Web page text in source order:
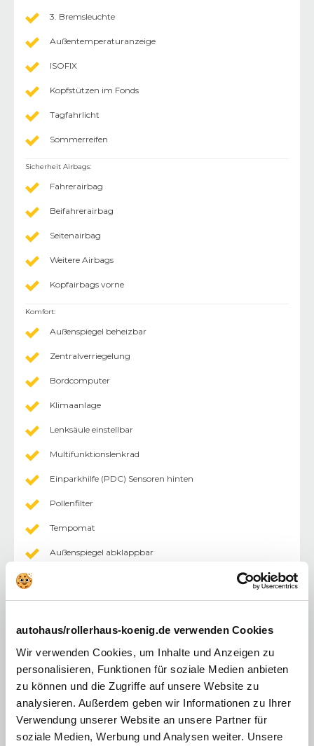
autohaus/rollerhaus-koenig.de verwenden Cookies
Wir verwenden Cookies, um Inhalte und Anzeigen zu
personalisieren, Funktionen für soziale Medien anbieten
zu können und die Zugriffe auf unsere Website zu
analysieren. Außerdem geben wir Informationen zu Ihrer
Verwendung unserer Website an unsere Partner für
soziale Medien, Werbung und Analysen weiter. Unsere
3. Bremsleuchte
Außentemperaturanzeige
ISOFIX
Kopfstützen im Fonds
Tagfahrlicht
Sommerreifen
Sicherheit Airbags:
Fahrerairbag
Beifahrerairbag
Seitenairbag
Weitere Airbags
Kopfairbags vorne
Komfort:
Außenspiegel beheizbar
Zentralverriegelung
Bordcomputer
Klimaanlage
Lenksäule einstellbar
Multifunktionslenkrad
Einparkhilfe (PDC) Sensoren hinten
Pollenfilter
Tempomat
Außenspiegel abklappbar
Fahrersitz höhenverstellbar
Mittelarmlehne
Multimediasystem
Zentralverriegelung mit Fernbedienung
Touchscreen
Android Auto